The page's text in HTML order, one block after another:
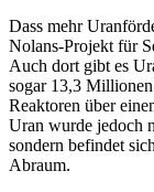
Dass mehr
Nolans-Projekt für
Auch dort gibt es
sogar 13,3
Reaktoren über
Uran wurde jedoch
sondern befindet
Abraum.